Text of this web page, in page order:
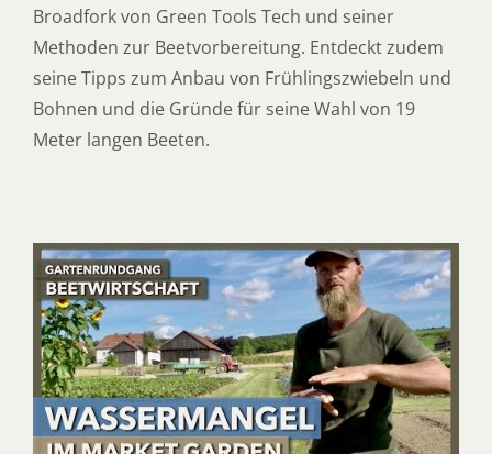
Broadfork von Green Tools Tech und seiner
Methoden zur Beetvorbereitung. Entdeckt zudem
seine Tipps zum Anbau von Frühlingszwiebeln und
Bohnen und die Gründe für seine Wahl von 19
Meter langen Beeten.